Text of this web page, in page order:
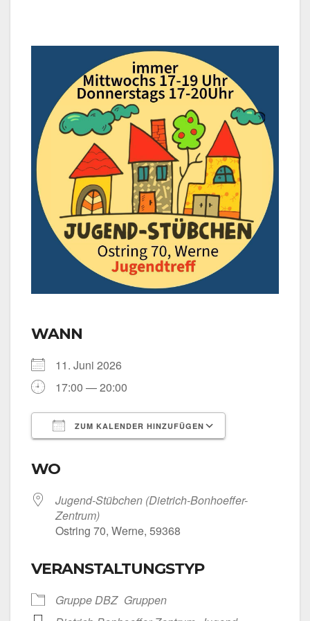
WANN
11. Juni 2026
17:00 — 20:00
ZUM KALENDER HINZUFÜGEN
WO
Jugend-Stübchen (Dietrich-Bonhoeffer-
Zentrum)
Ost­ring 70, Wer­ne, 59368
VERANSTALTUNGSTYP
Grup­pe DBZ Grup­pen